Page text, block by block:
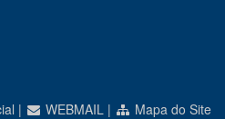
| WEBMAIL | Mapa do Site